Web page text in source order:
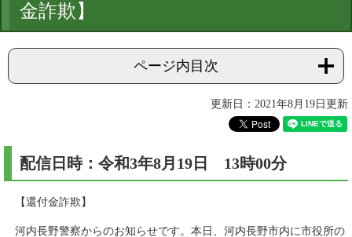
金詐欺】
ページ内目次
更新日：2021年8月19日更新
配信日時：令和3年8月19日 13時00分
【還付金詐欺】
河内長野警察からのお知らせです。本日、河内長野市内に市役所の